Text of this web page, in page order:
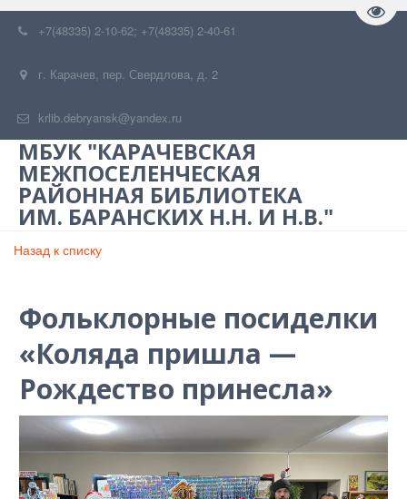
+7(48335) 2-10-62; +7(48335) 2-40-61
г. Карачев, пер. Свердлова, д. 2
krlib.debryansk@yandex.ru
МБУК "КАРАЧЕВСКАЯ
МЕЖПОСЕЛЕНЧЕСКАЯ
РАЙОННАЯ БИБЛИОТЕКА
ИМ. БАРАНСКИХ Н.Н. И Н.В."
Назад к списку
Фольклорные посиделки
«Коляда пришла —
Рождество принесла»